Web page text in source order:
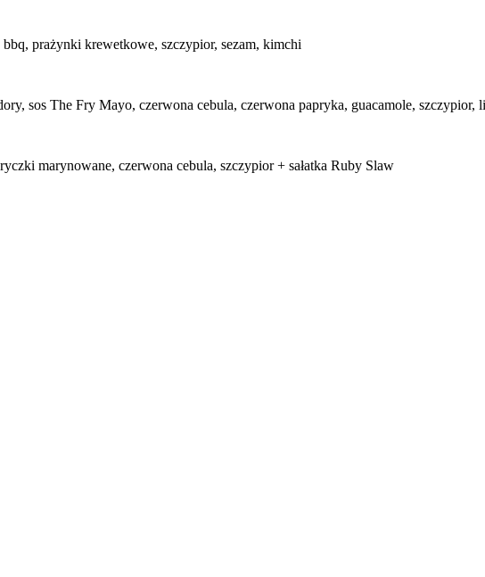
prażynki krewetkowe, szczypior, sezam, kimchi
sos The Fry Mayo, czerwona cebula, czerwona papryka, guacamole, szczypior,
marynowane, czerwona cebula, szczypior + sałatka Ruby Slaw